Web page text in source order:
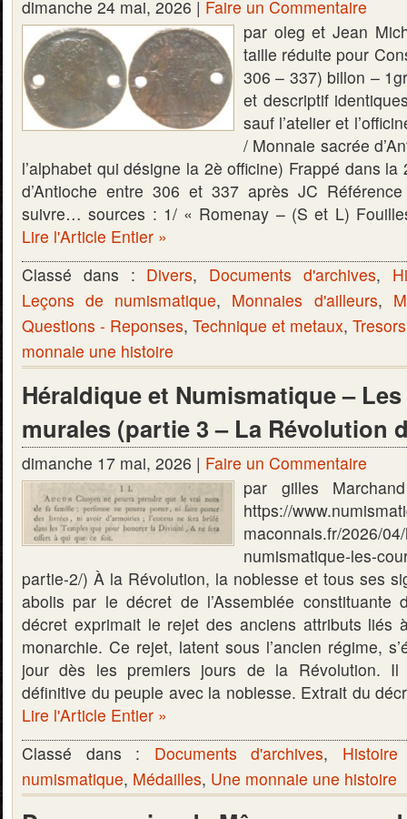
dimanche 24 mai, 2026 | Faire un Commentaire
par oleg et Jean
taille réduite pour
306 – 337) billon –
et descriptif
sauf l’atelier et
/ Monnaie sacrée
l’alphabet qui désigne la 2è officine) Frappé dans la
d’Antioche entre 306 et 337 après JC
suivre… sources : 1/ « Romenay – (S et L)
Lire l'Article Entier »
Classé dans : Divers, Documents d'archives,
Leçons de numismatique, Monnaies d'ailleurs,
Questions - Reponses, Technique et metaux,
monnaie une histoire
Héraldique et Numismatique –
murales (partie 3 – La Révolution
dimanche 17 mai, 2026 | Faire un Commentaire
par gilles
https://
maconnais.fr/2026/
numismatique-les-
partie-2/) À la Révolution, la noblesse et tous ses
abolis par le décret de l’Assemblée
décret exprimait le rejet des anciens attributs liés
monarchie. Ce rejet, latent sous l’ancien régime,
jour dès les premiers jours de la Révolution. Il
définitive du peuple avec la noblesse. Extrait du
Lire l'Article Entier »
Classé dans : Documents d'archives,
numismatique, Médailles, Une monnaie une histoire